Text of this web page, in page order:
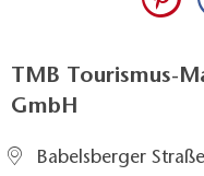
TMB Tourismus-
GmbH
Babelsberger